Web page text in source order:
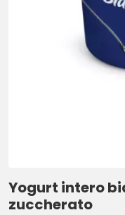
Yogurt intero
zuccherato